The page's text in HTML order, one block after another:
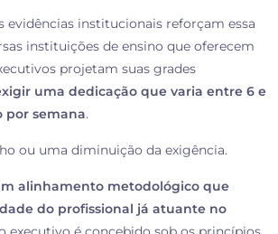
evidências institucionais reforçam essa
instituições de ensino que oferecem
projetam suas grades
uma dedicação que varia entre 6 e
por semana.
ou uma diminuição da exigência.
alinhamento metodológico que
do profissional já atuante no